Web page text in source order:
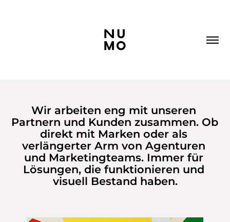
Wir arbeiten eng mit unseren
Partnern und Kunden zusammen. Ob
direkt mit Marken oder als
verlängerter Arm von Agenturen
und Marketingteams. Immer für
Lösungen, die funktionieren und
visuell Bestand haben.
Wir arbeiten eng mit unseren
Partnern und Kunden zusammen. Ob
direkt mit Marken oder als
verlängerter Arm von Agenturen
und Marketingteams. Immer für
Lösungen, die funktionieren und
visuell Bestand haben.